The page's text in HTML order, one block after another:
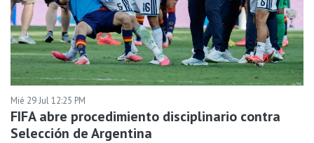
Mié 29 Jul 12:25 PM
FIFA abre procedimiento disciplinario contra
Selección de Argentina